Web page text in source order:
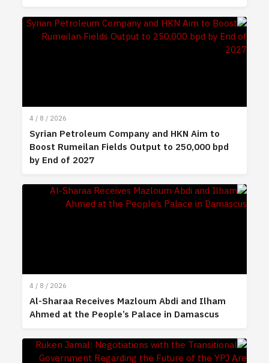
4 / 8 / 2026
Syrian Petroleum Company and HKN Aim to
Boost Rumeilan Fields Output to 250,000 bpd
by End of 2027
4 / 8 / 2026
Al-Sharaa Receives Mazloum Abdi and Ilham
Ahmed at the People’s Palace in Damascus